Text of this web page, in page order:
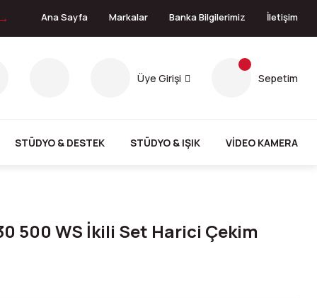
Ana Sayfa Markalar Banka Bilgilerimiz İletişim
Üye Girişi Sepetim
STÜDYO & DESTEK STÜDYO & IŞIK VİDEO KAMERA
500 WS İkili Set Harici Çekim